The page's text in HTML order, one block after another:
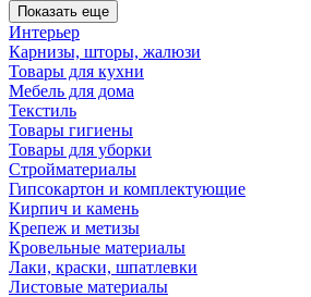
Показать еще
Интерьер
Карнизы, шторы, жалюзи
Товары для кухни
Мебель для дома
Текстиль
Товары гигиены
Товары для уборки
Стройматериалы
Гипсокартон и комплектующие
Кирпич и камень
Крепеж и метизы
Кровельные материалы
Лаки, краски, шпатлевки
Листовые материалы